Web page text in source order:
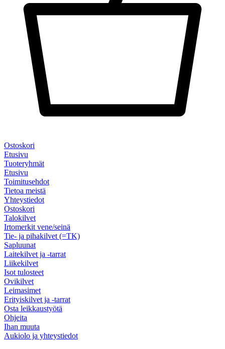
Ostoskori
Etusivu
Tuoteryhmät
Etusivu
Toimitusehdot
Tietoa meistä
Yhteystiedot
Ostoskori
Talokilvet
Irtomerkit vene/seinä
Tie- ja pihakilvet (=TK)
Sapluunat
Laitekilvet ja -tarrat
Liikekilvet
Isot tulosteet
Ovikilvet
Leimasimet
Erityiskilvet ja -tarrat
Osta leikkaustyötä
Ohjeita
Ihan muuta
Aukiolo ja yhteystiedot